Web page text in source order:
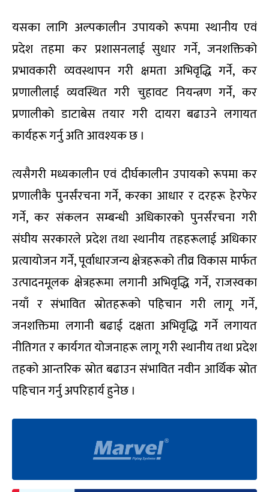
यसका लागि अल्पकालीन उपायको रूपमा स्थानीय एवं
प्रदेश तहमा कर प्रशासनलाई सुधार गर्ने, जनशक्तिको
प्रभावकारी व्यवस्थापन गरी क्षमता अभिवृद्धि गर्ने, कर
प्रणालीलाई व्यवस्थित गरी चुहावट नियन्त्रण गर्ने, कर
प्रणालीको डाटाबेस तयार गरी दायरा बढाउने लगायत
कार्यहरू गर्नु अति आवश्यक छ ।
त्यसैगरी मध्यकालीन एवं दीर्घकालीन उपायको रूपमा कर
प्रणालीकै पुनर्संरचना गर्ने, करका आधार र दरहरू हेरफेर
गर्ने, कर संकलन सम्बन्धी अधिकारको पुनर्संरचना गरी
संघीय सरकारले प्रदेश तथा स्थानीय तहहरूलाई अधिकार
प्रत्यायोजन गर्ने, पूर्वाधारजन्य क्षेत्रहरूको तीव्र विकास मार्फत
उत्पादनमूलक क्षेत्रहरूमा लगानी अभिवृद्धि गर्ने, राजस्वका
नयाँ र संभावित स्रोतहरूको पहिचान गरी लागू गर्ने,
जनशक्तिमा लगानी बढाई दक्षता अभिवृद्धि गर्ने लगायत
नीतिगत र कार्यगत योजनाहरू लागू गरी स्थानीय तथा प्रदेश
तहको आन्तरिक स्रोत बढाउन संभावित नवीन आर्थिक स्रोत
पहिचान गर्नु अपरिहार्य हुनेछ ।